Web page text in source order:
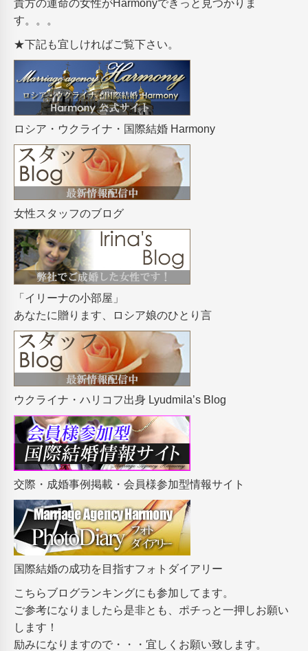
貴方の運命の女性がHarmonyできっと見つかりま
す。。。
★下記も宜しければご覧下さい。
ロシア・ウクライナ・国際結婚 Harmony
女性スタッフのブログ
「イリーナの小部屋」
あなたに贈ります、ロシア娘のひとり言
ウクライナ・ハリコフ出身 Lyudmila’s Blog
交際・成婚事例掲載・会員様参加型情報サイト
国際結婚の成功を目指すフォトダイアリー
こちらブログランキングにも参加してます。
ご参考になりましたら是非とも、ポチっと一押しお願い
します！
励みになりますので・・・宜しくお願い致します。